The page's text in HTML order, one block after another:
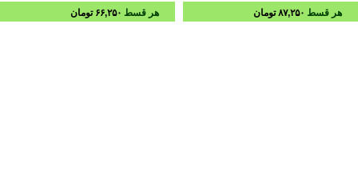
هر قسط ۸۷,۲۵۰ تومان هر قسط ۶۶,۲۵۰ تومان